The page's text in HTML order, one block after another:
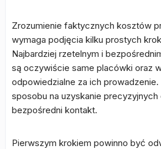
Zrozumienie faktycznych kosztów
wymaga podjęcia kilku prostych
Najbardziej rzetelnym i
są oczywiście same placówki oraz
odpowiedzialne za ich
sposobu na uzyskanie precyzyjnych
bezpośredni kontakt.
Pierwszym krokiem powinno być